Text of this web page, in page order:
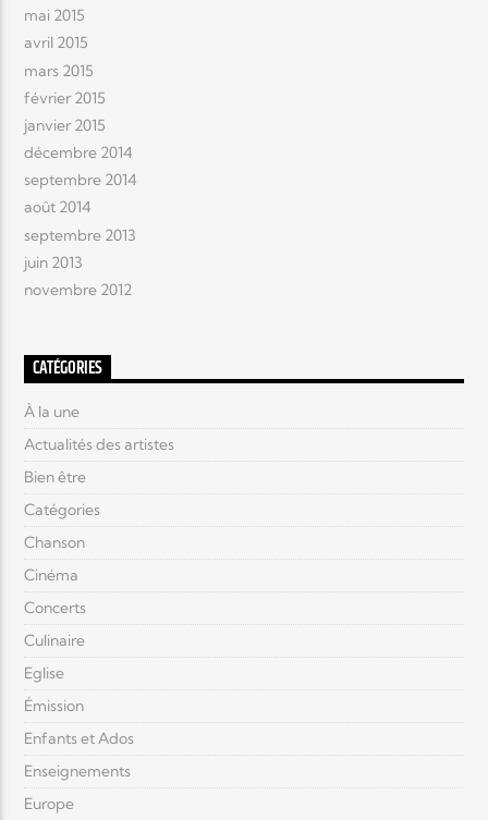
mai 2015
avril 2015
mars 2015
février 2015
janvier 2015
décembre 2014
septembre 2014
août 2014
septembre 2013
juin 2013
novembre 2012
CATÉGORIES
À la une
Actualités des artistes
Bien être
Catégories
Chanson
Cinéma
Concerts
Culinaire
Eglise
Émission
Enfants et Ados
Enseignements
Europe